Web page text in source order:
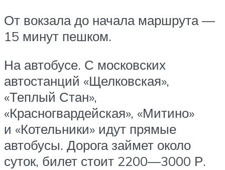
От вокзала до начала маршрута —
15 минут пешком.
На автобусе. С московских
автостанций «Щелковская»,
«Теплый Стан»,
«Красногвардейская», «Митино»
и «Котельники» идут прямые
автобусы. Дорога займет около
суток, билет стоит 2200—3000 Р.